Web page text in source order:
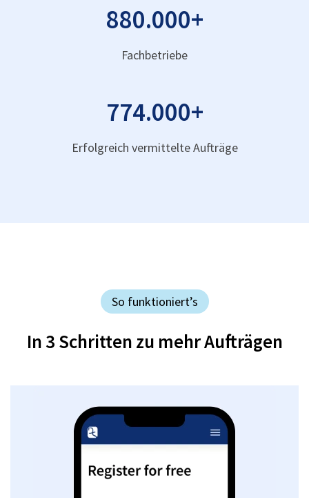
880.000+
Fachbetriebe
774.000+
Erfolgreich vermittelte Aufträge
So funktioniert’s
In 3 Schritten zu mehr Aufträgen